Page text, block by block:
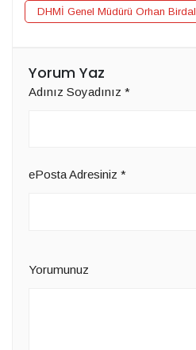
DHMİ Genel Müdürü Orhan Birdal
Yorum Yaz
Adınız Soyadınız *
ePosta Adresiniz *
Yorumunuz